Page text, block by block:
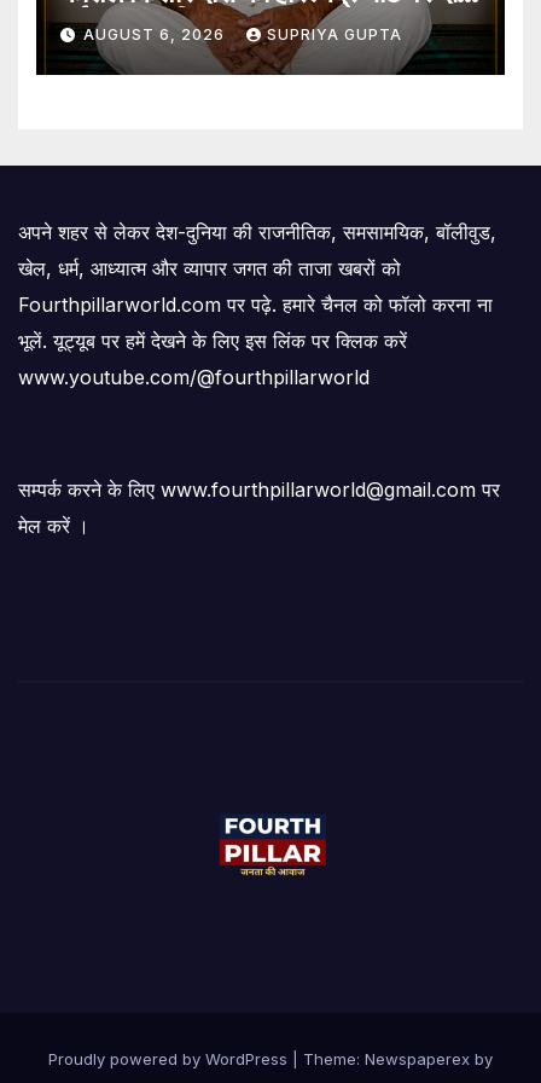
गई जल समाधि
AUGUST 6, 2026 SUPRIYA GUPTA
अपने शहर से लेकर देश-दुनिया की राजनीतिक, समसामयिक, बॉलीवुड,
खेल, धर्म, आध्यात्म और व्यापार जगत की ताजा खबरों को
Fourthpillarworld.com पर पढ़े. हमारे चैनल को फॉलो करना ना
भूलें. यूट्यूब पर हमें देखने के लिए इस लिंक पर क्लिक करें
www.youtube.com/@fourthpillarworld
सम्पर्क करने के लिए www.fourthpillarworld@gmail.com पर
मेल करें ।
Proudly powered by WordPress
Theme: Newspaperex by